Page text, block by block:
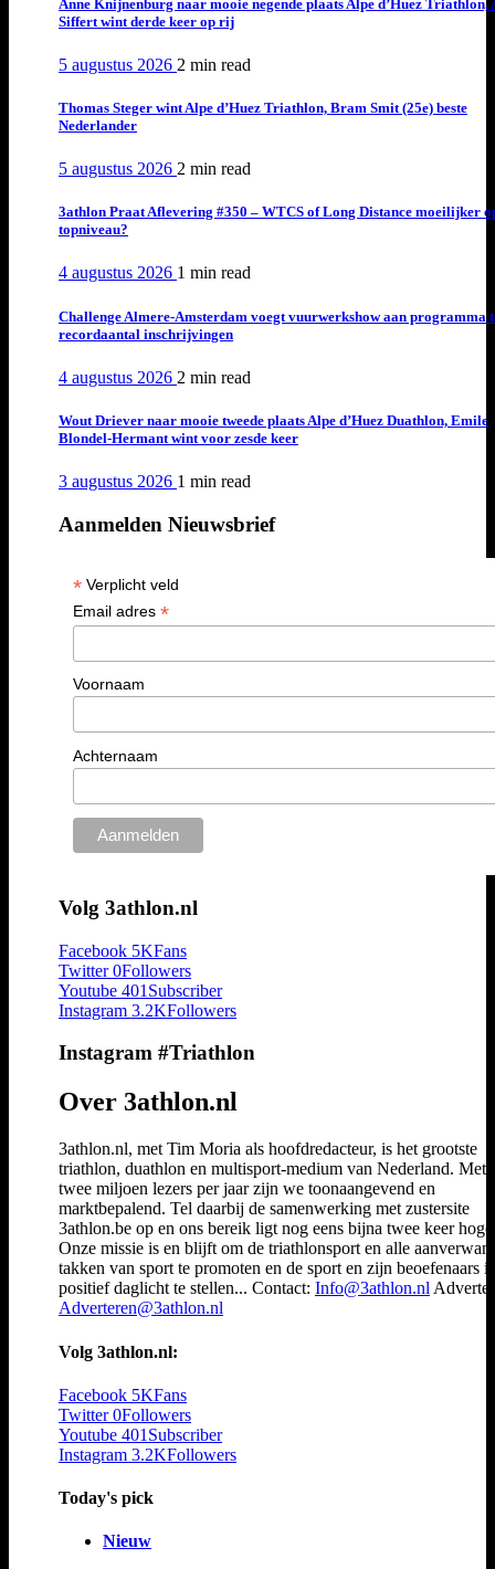
Anne Knijnenburg naar mooie negende plaats Alpe d’Huez Triathlon,
Siffert wint derde keer op rij
5 augustus 2026 2 min read
Thomas Steger wint Alpe d’Huez Triathlon, Bram Smit (25e) beste
Nederlander
5 augustus 2026 2 min read
3athlon Praat Aflevering #350 – WTCS of Long Distance moeilijker
topniveau?
4 augustus 2026 1 min read
Challenge Almere-Amsterdam voegt vuurwerkshow aan programma
recordaantal inschrijvingen
4 augustus 2026 2 min read
Wout Driever naar mooie tweede plaats Alpe d’Huez Duathlon, Emile
Blondel-Hermant wint voor zesde keer
3 augustus 2026 1 min read
Aanmelden Nieuwsbrief
*Verplicht veld
Email adres *
Voornaam
Achternaam
Volg 3athlon.nl
Facebook 5KFans
Twitter 0Followers
Youtube 401 Subscriber
Instagram 3.2KFollowers
Instagram #Triathlon
Over 3athlon.nl
3athlon.nl, met Tim Moria als hoofdredacteur, is het grootste
triathlon, duathlon en multisport-medium van Nederland. Met
twee miljoen lezers per jaar zijn we toonaangevend en
marktbepalend. Tel daarbij de samenwerking met zustersite
3athlon.be op en ons bereik ligt nog eens bijna twee keer
Onze missie is en blijft om de triathlonsport en alle
takken van sport te promoten en de sport en zijn beoefenaars
positief daglicht te stellen... Contact: Info@3athlon.nl
Adverteren@3athlon.nl
Volg 3athlon.nl:
Facebook 5KFans
Twitter 0Followers
Youtube 401 Subscriber
Instagram 3.2KFollowers
Today's pick
Nieuw